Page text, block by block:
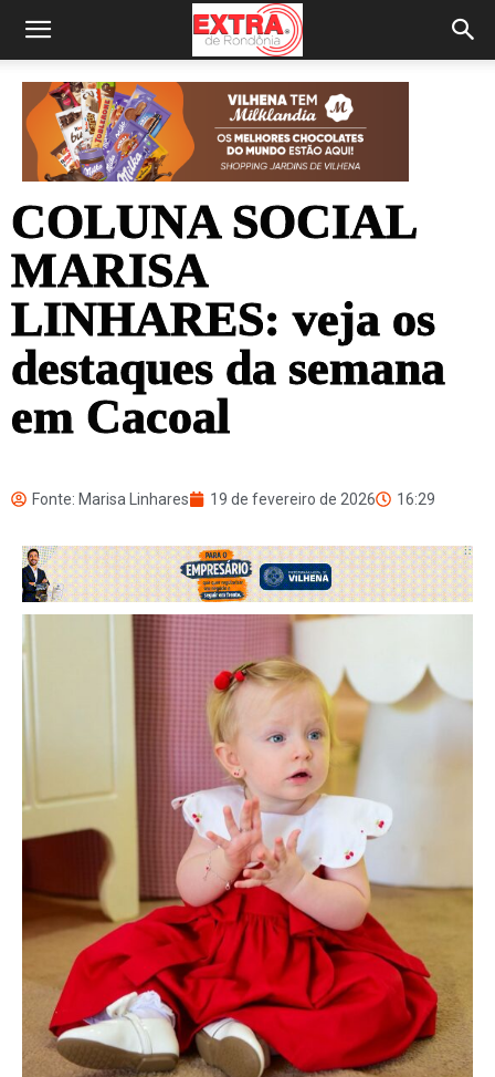
COLUNA SOCIAL
MARISA
LINHARES: veja os
destaques da semana
em Cacoal
Fonte: Marisa Linhares 19 de fevereiro de 2026 16:29